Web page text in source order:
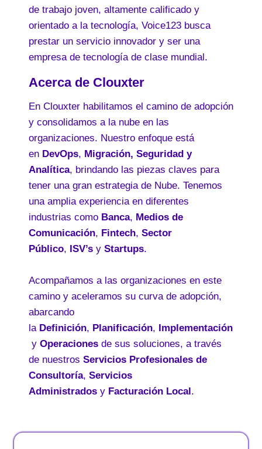
de trabajo joven, altamente calificado y
orientado a la tecnología, Voice123 busca
prestar un servicio innovador y ser una
empresa de tecnología de clase mundial.
Acerca de Clouxter
En Clouxter habilitamos el camino de adopción
y consolidamos a la nube en las
organizaciones. Nuestro enfoque está
en DevOps, Migración, Seguridad y
Analítica, brindando las piezas claves para
tener una gran estrategia de Nube. Tenemos
una amplia experiencia en diferentes
industrias como Banca, Medios de
Comunicación, Fintech, Sector
Público, ISV’s y Startups.
Acompañamos a las organizaciones en este
camino y aceleramos su curva de adopción,
abarcando
la Definición, Planificación, Implementación
y Operaciones de sus soluciones, a través
de nuestros Servicios Profesionales de
Consultoría, Servicios
Administrados y Facturación Local.